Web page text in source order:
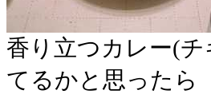
香り立つカレー(
てるかと思ったら